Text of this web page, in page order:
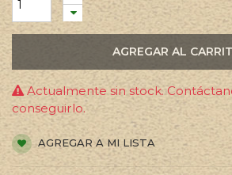
AGREGAR AL
Actualmente sin stock.
conseguirlo.
AGREGAR A MI LISTA